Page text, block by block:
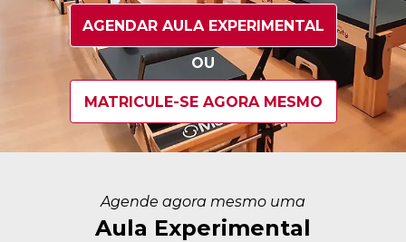
AGENDAR AULA EXPERIMENTAL
OU
MATRICULE-SE AGORA MESMO
Agende agora mesmo uma
Aula Experimental